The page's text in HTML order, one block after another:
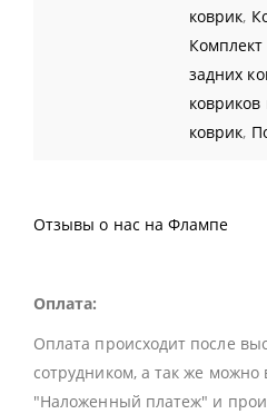
коврик,
Комплект
задних
ковриков
коврик,
Отзывы о нас на Флампе
Оплата:
Оплата происходит после
сотрудником, а так же можно
"Наложенный платеж" и